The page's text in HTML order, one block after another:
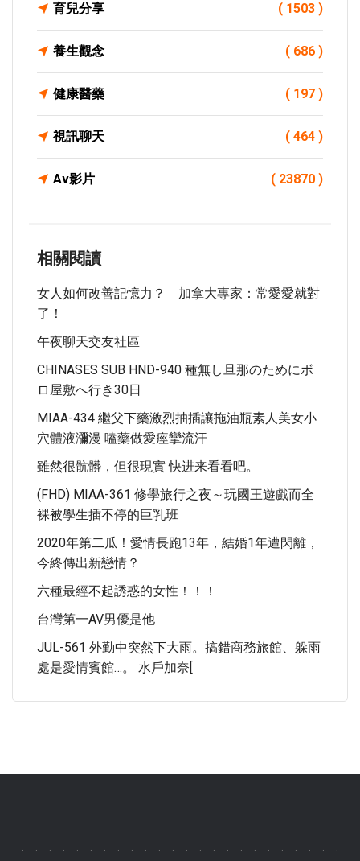
育兒分享 ( 1503 )
養生觀念 ( 686 )
健康醫藥 ( 197 )
視訊聊天 ( 464 )
Av影片 ( 23870 )
相關閱讀
女人如何改善記憶力？ 加拿大專家：常愛愛就對
了！
午夜聊天交友社區
CHINASES SUB HND-940 種無し旦那のためにボ
ロ屋敷へ行き30日
MIAA-434 繼父下藥激烈抽插讓拖油瓶素人美女小
穴體液瀰漫 嗑藥做愛痙攣流汗
雖然很骯髒，但很現實 快进来看看吧。
(FHD) MIAA-361 修學旅行之夜～玩國王遊戲而全
裸被學生插不停的巨乳班
2020年第二瓜！愛情長跑13年，結婚1年遭閃離，
今終傳出新戀情？
六種最經不起誘惑的女性！！！
台灣第一AV男優是他
JUL-561 外勤中突然下大雨。搞錯商務旅館、躲雨
處是愛情賓館…。 水戶加奈[